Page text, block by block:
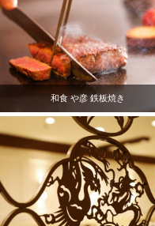
和食 や彦 鉄板焼き